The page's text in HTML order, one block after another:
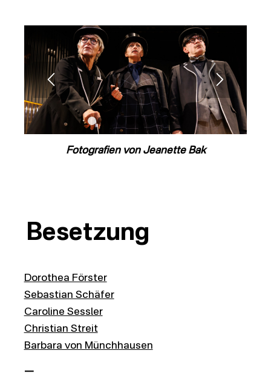
1 2 3 4 5 6 7 8 9 10
Fotografien von Jeanette Bak
Besetzung
Dorothea Förster
Sebastian Schäfer
Caroline Sessler
Christian Streit
Barbara von Münchhausen
—